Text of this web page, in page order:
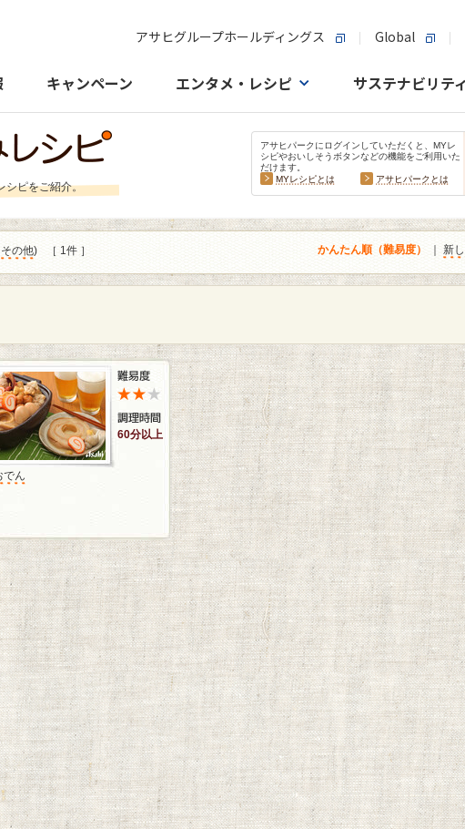
アサヒグループホールディングス Global
キャンペーン エンタメ・レシピ サステナビリティ
シピをご紹介。
アサヒパークにログインしていただくと、MYレ
シピやおいしそうボタンなどの機能をご利用いた
だけます。
MYレシピとは
アサヒパークとは
その他) ［ 1件 ］ かんたん順（難易度） 新
60分以上
でん